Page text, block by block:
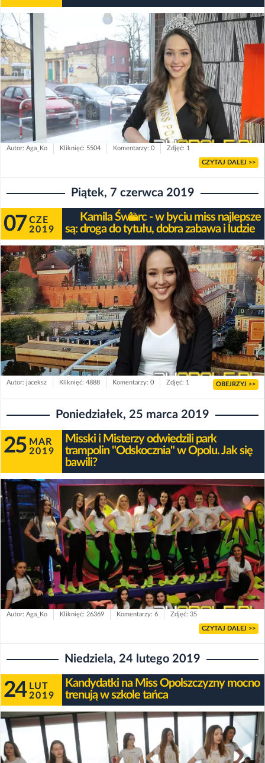
Autor: Aga_Ko Kliknięć: 5504 Komentarzy: 0 Zdjęć: 1
CZYTAJ DALEJ >>
Piątek, 7 czerwca 2019
07 CZE
2019
Kamila Świerc - w byciu miss najlepsze
są: droga do tytułu, dobra zabawa i ludzie
Autor: jaceksz Kliknięć: 4888 Komentarzy: 0 Zdjęć: 1 OBEJRZYJ >>
Poniedziałek, 25 marca 2019
25 MAR
2019
Misski i Misterzy odwiedzili park
trampolin "Odskocznia" w Opolu. Jak się
bawili?
Autor: Aga_Ko Kliknięć: 26369 Komentarzy: 6 Zdjęć: 35
CZYTAJ DALEJ >>
Niedziela, 24 lutego 2019
24 LUT
2019
Kandydatki na Miss Opolszczyzny mocno
trenują w szkole tańca